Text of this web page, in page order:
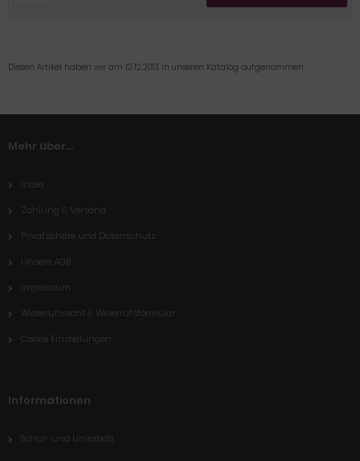
Diesen Artikel haben wir am 12.12.2013 in unseren Katalog aufgenommen.
Mehr über...
Index
Zahlung & Versand
Privatsphäre und Datenschutz
Unsere AGB
Impressum
Widerrufsrecht & Widerrufsformular
Cookie Einstellungen
Informationen
Schul- und Unirabatt